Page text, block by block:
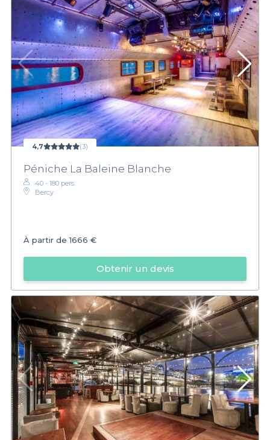
4,7 (3)
Péniche La Baleine Blanche
40 - 180 pers.
Bercy
À partir de1666 €
Obtenir un devis